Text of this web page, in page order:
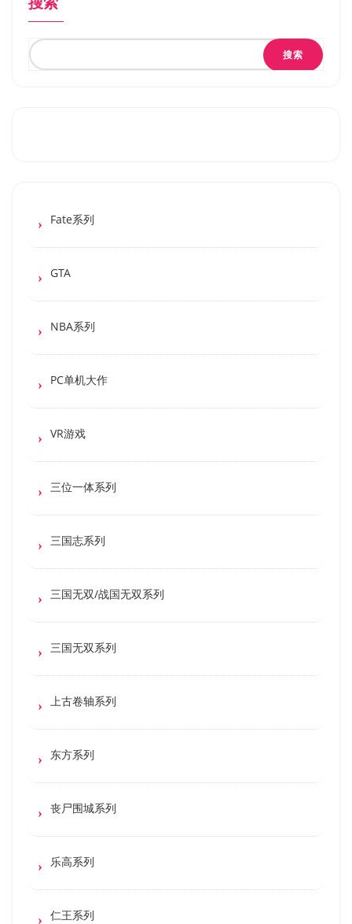
搜索
Fate系列
GTA
NBA系列
PC单机大作
VR游戏
三位一体系列
三国志系列
三国无双/战国无双系列
三国无双系列
上古卷轴系列
东方系列
丧尸围城系列
乐高系列
仁王系列